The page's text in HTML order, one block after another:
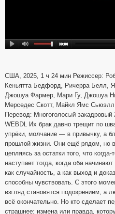
США, 2025, 1 ч 24 мин Режиссер:
Кеньятта Бедфорд, Ричерра Белл,
Джошуа Фармер, Мари Гу, Джошуа
Мерседес Скотт, Майкл Ямс
Перевод: Многоголосый
WEBDL Их брак давно трещит по
упрёки, молчание — в привычку, а
прошлой жизни. Они ещё рядом, но
цепляясь за остатки того, что
наступает тогда, когда оба
как случайность, а как выход и
способны чувствовать. С этого
взгляд становятся подозрением, а
всё окончательно. Но кто сделает
страшнее: измена или правда,